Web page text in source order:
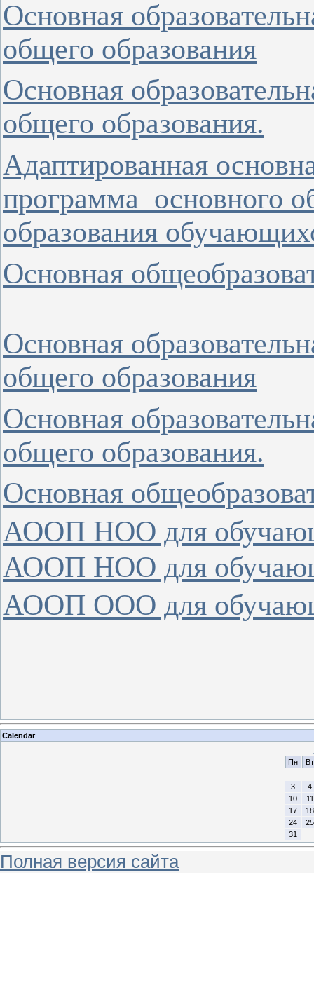
Основная
общего образования
Основная
общего образования.
Адаптированная
программа основного
образования
Основная
Основная
общего образования
Основная
общего образования.
Основная
АООП НОО для
АООП НОО для
АООП ООО для
Calendar
Пн
Вт
3
4
10
11
17
18
24
25
31
Полная версия сайта